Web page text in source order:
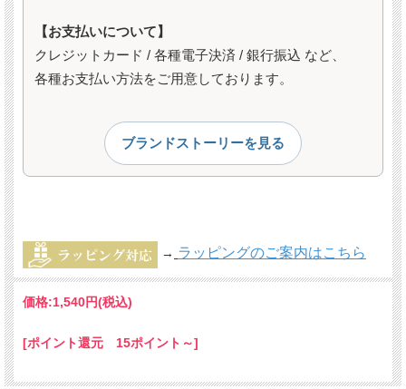
【お支払いについて】
クレジットカード / 各種電子決済 / 銀行振込 など、
各種お支払い方法をご用意しております。
ブランドストーリーを見る
→ ラッピングのご案内はこちら
価格:1,540円(税込)
[ポイント還元 15ポイント～]